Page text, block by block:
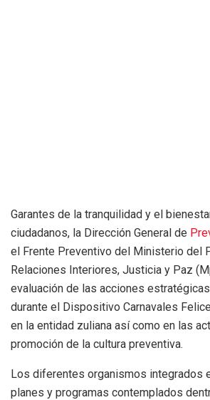
Garantes de la tranquilidad y el
ciudadanos, la Dirección General de
el Frente Preventivo del Ministerio del
Relaciones Interiores, Justicia y Paz
evaluación de las acciones
durante el Dispositivo Carnavales
en la entidad zuliana así como en las
promoción de la cultura preventiva.
Los diferentes organismos integrados
planes y programas contemplados